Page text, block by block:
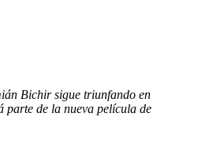
Bichir sigue triunfando en
parte de la nueva película de